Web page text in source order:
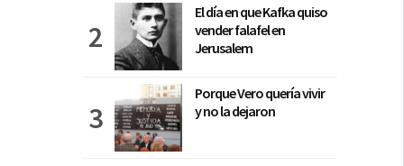
El día en que Kafka quiso
vender falafel en
Jerusalem
Porque Vero quería vivir
y no la dejaron